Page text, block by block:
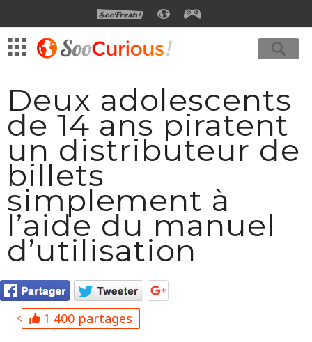
SOOFRESHSOOCURIOUS
Deux adolescents
de 14 ans piratent
un distributeur de
billets
simplement à
l’aide du manuel
d’utilisation
1 400 partages